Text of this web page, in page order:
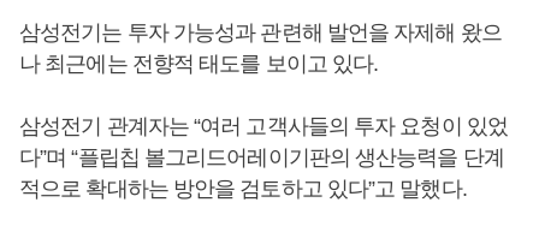
삼성전기는 투자 가능성과 관련해 발언을 자제해 왔으
나 최근에는 전향적 태도를 보이고 있다.
삼성전기 관계자는 “여러 고객사들의 투자 요청이 있었
다”며 “플립칩 볼그리드어레이기판의 생산능력을 단계
적으로 확대하는 방안을 검토하고 있다”고 말했다.